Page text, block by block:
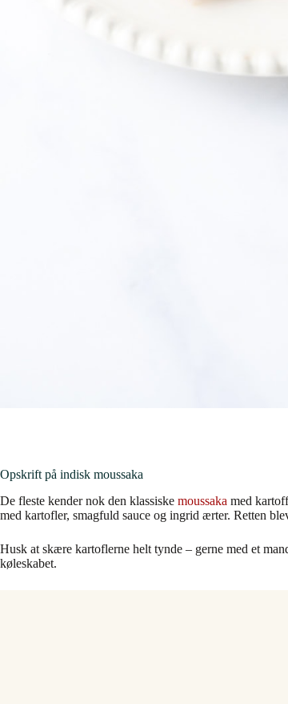
Opskrift på indisk moussaka
De fleste kender nok den klassiske moussaka med
med kartofler, smagfuld sauce og ingrid ærter. Retten
Husk at skære kartoflerne helt tynde – gerne med et
køleskabet.